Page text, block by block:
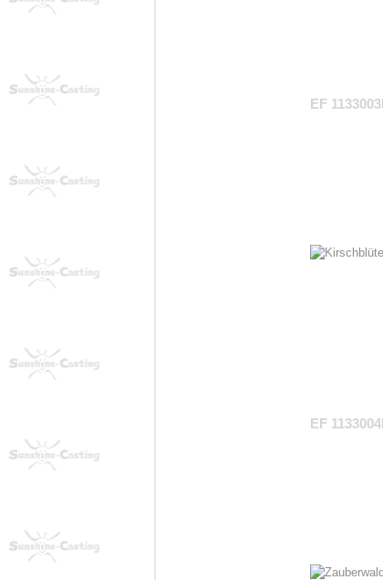
EF
EF